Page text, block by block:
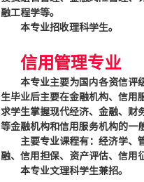
融工程学等。
本专业招收理科学生。
信用管理专业
本专业主要为国内各资信评
生毕业后主要在金融机构、信用
求学生掌握现代经济、金融、财
等金融机构和信用服务机构的一
主要专业课程有：经济学、
融、信用担保、资产评估、信用
本专业文理科学生兼招。